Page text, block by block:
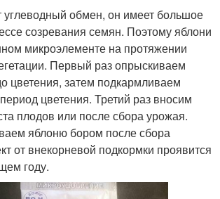
углеводный обмен, он имеет большое
созревания семян. Поэтому яблони
микроэлементе на протяжении
Первый раз опрыскиваем
цветения, затем подкармливаем
цветения. Третий раз вносим
плодов или после сбора урожая.
яблоню бором после сбора
от внекорневой подкормки проявится
году.